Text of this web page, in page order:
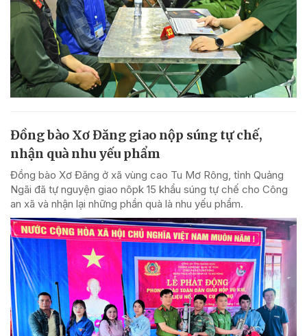
Đồng bào Xơ Đăng giao nộp súng tự chế,
nhận quà nhu yếu phẩm
Đồng bào Xơ Đăng ở xã vùng cao Tu Mơ Rông, tỉnh Quảng
Ngãi đã tự nguyện giao nôpk 15 khẩu súng tự chế cho Công
an xã và nhận lại những phần quà là nhu yếu phẩm.